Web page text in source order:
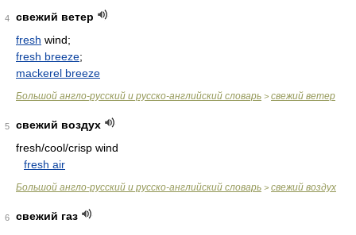
4
свежий ветер
fresh wind;
fresh breeze;
mackerel breeze
Большой англо-русский и русско-английский словарь > свежий ветер
5
свежий воздух
fresh/cool/crisp wind
fresh air
Большой англо-русский и русско-английский словарь > свежий воздух
6
свежий газ